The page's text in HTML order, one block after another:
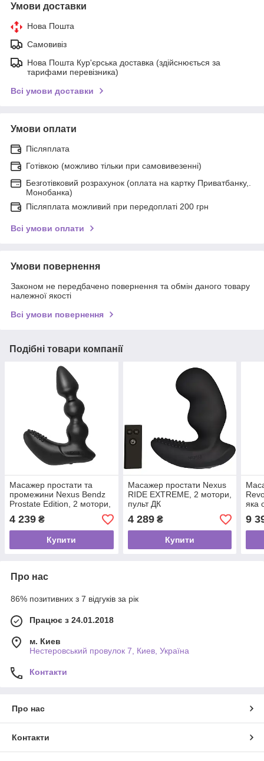
Умови доставки
Нова Пошта
Самовивіз
Нова Пошта Кур'єрська доставка (здійснюється за
тарифами перевізника)
Всі умови доставки
Умови оплати
Післяплата
Готівкою (можливо тільки при самовивезенні)
Безготівковий розрахунок (оплата на картку Приватбанку,.
Монобанка)
Післяплата можливий при передоплаті 200 грн
Всі умови оплати
Умови повернення
Законом не передбачено повернення та обмін даного товару
належної якості
Всі умови повернення
Подібні товари компанії
Масажер простати та
промежини Nexus Bendz
Prostate Edition, 2 мотори,
пульт ДК
4 239 ₴
Купити
Масажер простати Nexus
RIDE EXTREME, 2 мотори,
пульт ДК
4 289₴
Купити
яка
ДК
9
Про нас
86% позитивних з 7 відгуків за рік
Працює з 24.01.2018
м. Киев
Нестеровський провулок 7, Киев, Україна
Контакти
Про нас
Контакти